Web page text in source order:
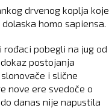
drvenog koplja koje
homo sapiensa.
pobegli na jug od
postojanja
i slične
nove ere svedoče o
danas nije napustila